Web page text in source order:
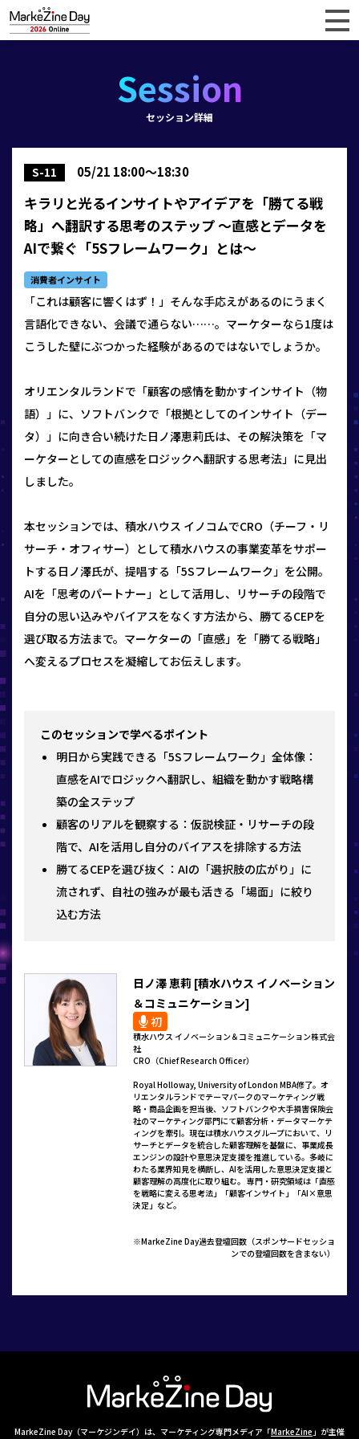
Session
セッション詳細
S-11 05/21 18:00～18:30
キラリと光るインサイトやアイデアを「勝てる戦
略」へ翻訳する思考のステップ ～直感とデータを
AIで繋ぐ「5Sフレームワーク」とは～
消費者インサイト
「これは顧客に響くはず！」そんな手応えがあるのにうまく
言語化できない、会議で通らない……。マーケターなら1度は
こうした壁にぶつかった経験があるのではないでしょうか。
オリエンタルランドで「顧客の感情を動かすインサイト（物
語）」に、ソフトバンクで「根拠としてのインサイト（デー
タ）」に向き合い続けた日ノ澤恵莉氏は、その解決策を「マ
ーケターとしての直感をロジックへ翻訳する思考法」に見出
しました。
本セッションでは、積水ハウス イノコムでCRO（チーフ・リ
サーチ・オフィサー）として積水ハウスの事業変革をサポー
トする日ノ澤氏が、提唱する「5Sフレームワーク」を公開。
AIを「思考のパートナー」として活用し、リサーチの段階で
自分の思い込みやバイアスをなくす方法から、勝てるCEPを
選び取る方法まで。マーケターの「直感」を「勝てる戦略」
へ変えるプロセスを凝縮してお伝えします。
このセッションで学べるポイント
明日から実践できる「5Sフレームワーク」全体像：
直感をAIでロジックへ翻訳し、組織を動かす戦略構
築の全ステップ
顧客のリアルを観察する：仮説検証・リサーチの段
階で、AIを活用し自分のバイアスを排除する方法
勝てるCEPを選び抜く：AIの「選択肢の広がり」に
流されず、自社の強みが最も活きる「場面」に絞り
込む方法
日ノ澤 恵莉 [積水ハウス イノベーション
＆コミュニケーション]
初
積水ハウス イノベーション＆コミュニケーション株式会
社
CRO（Chief Research Officer）
Royal Holloway, University of London MBA修了。オ
リエンタルランドでテーマパークのマーケティング戦
略・商品企画を担当後、ソフトバンクや大手損害保険会
社のマーケティング部門にて顧客分析・データマーケテ
ィングを牽引。現在は積水ハウスグループにおいて、リ
サーチとデータを統合した顧客理解を基盤に、事業成長
エンジンの設計や意思決定支援を推進している。多岐に
わたる業界知見を横断し、AIを活用した意思決定支援と
顧客理解の高度化に取り組む。 専門・研究領域は「直感
を戦略に変える思考法」「顧客インサイト」「AI×意思
決定」など。
※MarkeZine Day過去登壇回数（スポンサードセッショ
ンでの登壇回数を含まない）
MarkeZine Day（マーケジンデイ）は、マーケティング専門メディア「MarkeZine 」が主催